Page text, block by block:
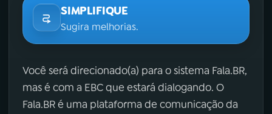
SIMPLIFIQUE
Sugira melhorias.
Você será direcionado(a) para o sistema Fala.BR,
mas é com a EBC que estará dialogando. O
Fala.BR é uma plataforma de comunicação da